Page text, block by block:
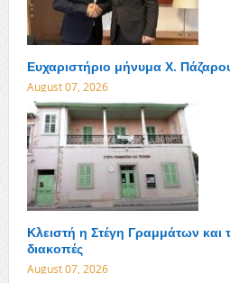
Ευχαριστήριο μήνυμα Χ.
August 07, 2026
Κλειστή η Στέγη Γραμμάτων και
διακοπές
August 07, 2026